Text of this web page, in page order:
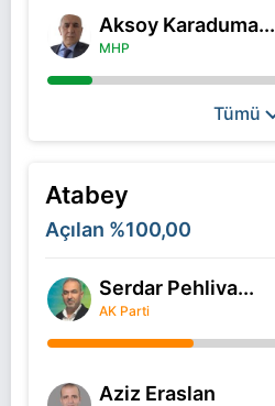
Aksoy Karaduma...
MHP
Tümü
Atabey
Açılan %100,00
Serdar Pehliva...
AK Parti
Aziz Eraslan